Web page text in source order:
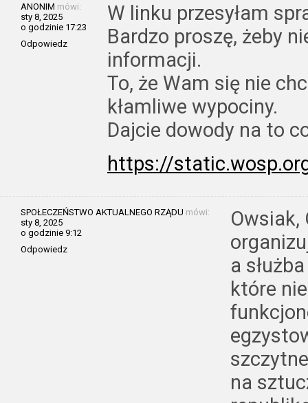
ANONIM mówi:
sty 8, 2025
o godzinie 17:23
Odpowiedz
W linku przesyłam
Bardzo proszę, żeby
informacji.
To, że Wam się nie
kłamliwe wypociny.
Dajcie dowody na to
https://
SPOŁECZEŃSTWO AKTUALNEGO RZĄDU mówi:
sty 8, 2025
o godzinie 9:12
Odpowiedz
Owsiak,
a
które
na